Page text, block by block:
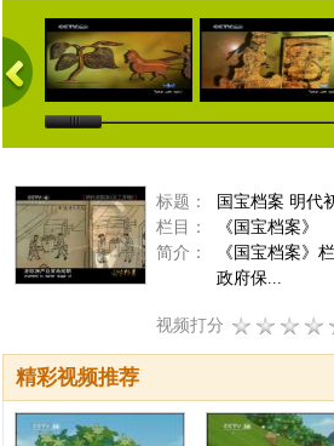
标题：
国宝档案 明代
栏目：
《国宝档案》
简介：
《国宝档案》
政府保...
视频打分
精彩视频推荐